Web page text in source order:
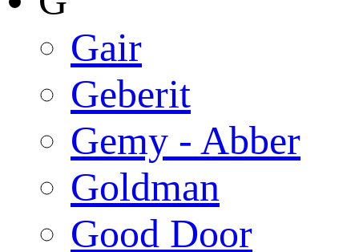
Gair
Geberit
Gemy - Abber
Goldman
Good Door